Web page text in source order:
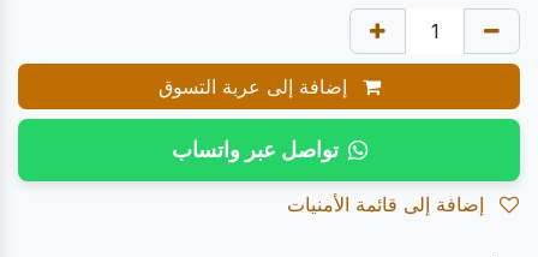
إضافة إلى عربة التسوق
تواصل عبر واتساب